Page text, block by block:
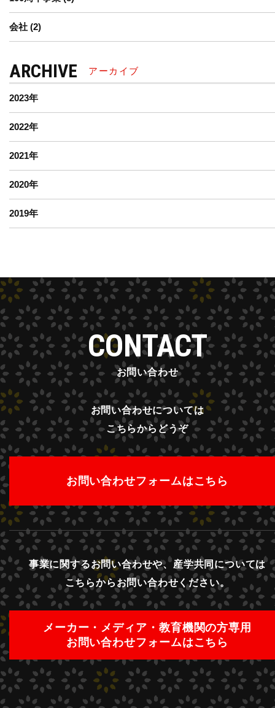
会社 (2)
ARCHIVE アーカイブ
2023年
2022年
2021年
2020年
2019年
CONTACT
お問い合わせ
お問い合わせについては
こちらからどうぞ
お問い合わせフォームはこちら
事業に関するお問い合わせや、産学共同については
こちらからお問い合わせください。
メーカー・メディア・教育機関の方専用
お問い合わせフォームはこちら